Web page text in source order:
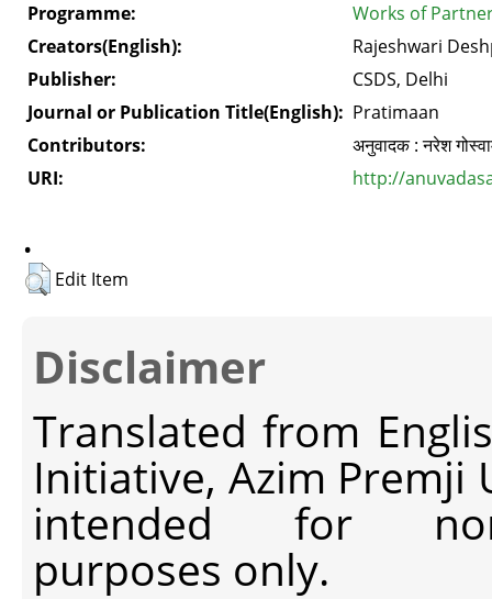
Programme:
Works of
Creators(English):
Rajeshwari
Publisher:
CSDS, Delhi
Journal or Publication Title(English): Pratimaan
Contributors:
अनुवादक : नरेश
URI:
http://
.
Edit Item
Disclaimer
Translated from
Initiative, Azim Premji
intended for non-
purposes only.